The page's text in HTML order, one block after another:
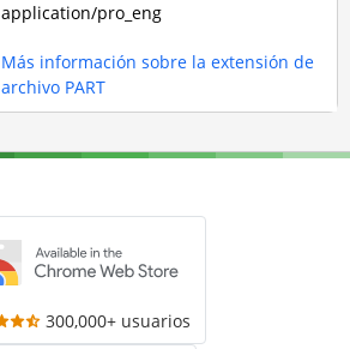
application/pro_eng
Más información sobre la extensión de
archivo PART
300,000+ usuarios